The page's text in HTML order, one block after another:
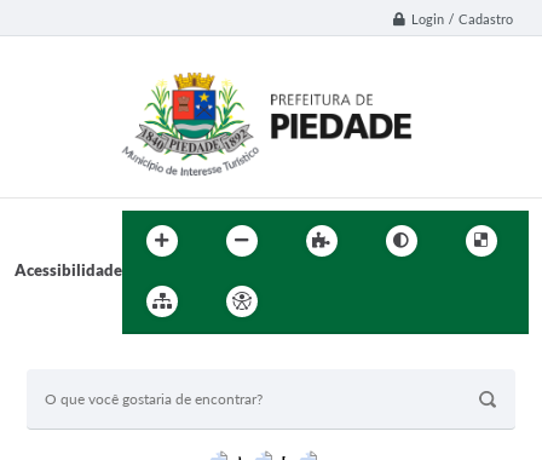
Login / Cadastro
Acessibilidade